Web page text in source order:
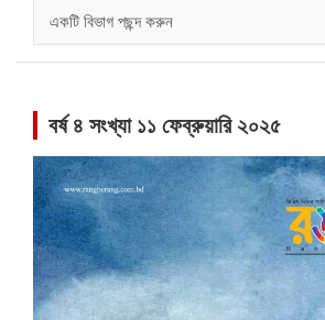
সমূহ
বর্ষ ৪ সংখ্যা ১১ ফেব্রুয়ারি ২০২৫